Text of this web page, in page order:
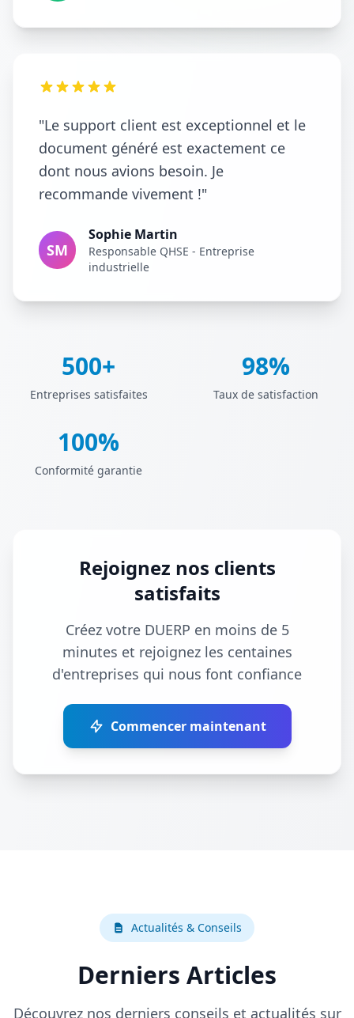
"Le support client est exceptionnel et le
document généré est exactement ce
dont nous avions besoin. Je
recommande vivement !"
SM
Sophie Martin
Responsable QHSE - Entreprise
industrielle
500+
Entreprises satisfaites
98%
Taux de satisfaction
100%
Conformité garantie
Rejoignez nos clients
satisfaits
Créez votre DUERP en moins de 5
minutes et rejoignez les centaines
d'entreprises qui nous font confiance
Commencer maintenant
Actualités & Conseils
Derniers Articles
Découvrez nos derniers conseils et actualités sur